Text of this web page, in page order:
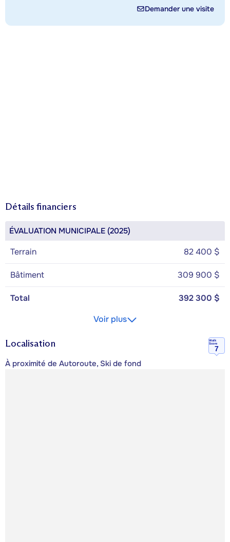
Demander une visite
Détails financiers
ÉVALUATION MUNICIPALE (2025)
Terrain 82 400 $
Bâtiment 309 900 $
Total
392 300 $
Voir plus
Localisation
Walk
Score
7
À proximité de Autoroute, Ski de fond